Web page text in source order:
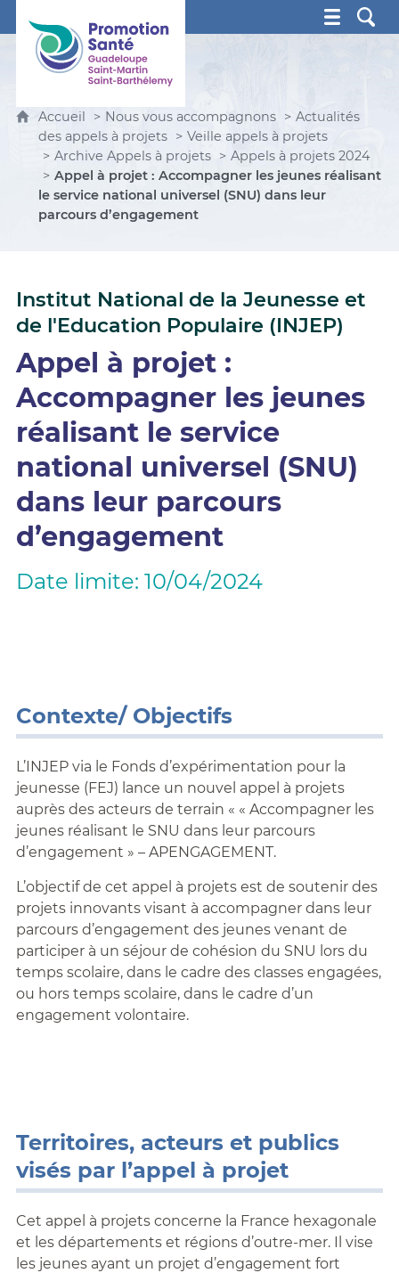
Promotion Santé Guadeloupe, Saint-Martin, Saint
Accueil Nous vous accompagnons
Actualités
des appels à projets
Veille appels à projets
Archive Appels à projets
Appels à projets 2024
Appel à projet : Accompagner les jeunes réalisant
le service national universel (SNU) dans leur
parcours d’engagement
Institut National de la Jeunesse et
de l'Education Populaire (INJEP)
Appel à projet :
Accompagner les jeunes
réalisant le service
national universel (SNU)
dans leur parcours
d’engagement
Date limite: 10/04/2024
Contexte/ Objectifs
L’INJEP via le Fonds d’expérimentation pour la
jeunesse (FEJ) lance un nouvel appel à projets
auprès des acteurs de terrain « « Accompagner les
jeunes réalisant le SNU dans leur parcours
d’engagement » – APENGAGEMENT.
L’objectif de cet appel à projets est de soutenir des
projets innovants visant à accompagner dans leur
parcours d’engagement des jeunes venant de
participer à un séjour de cohésion du SNU lors du
temps scolaire, dans le cadre des classes engagées,
ou hors temps scolaire, dans le cadre d’un
engagement volontaire.
Territoires, acteurs et publics
visés par l’appel à projet
Cet appel à projets concerne la France hexagonale
et les départements et régions d’outre-mer. Il vise
les jeunes ayant un projet d’engagement fort